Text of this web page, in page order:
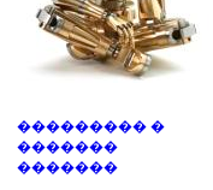
��������� �
�������
�������